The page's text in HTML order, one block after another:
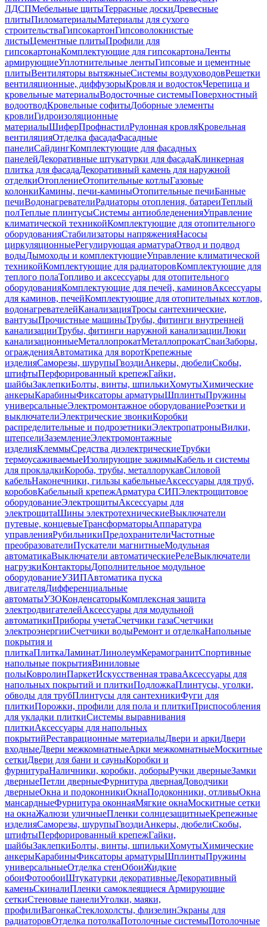
ЛДСПМебельные щитыТеррасные доскиДревесные
плитыПиломатериалыМатериалы для сухого
строительстваГипсокартонГипсоволокнистые
листыЦементные плитыПрофили для
гипсокартонаКомплектующие для гипсокартонаЛенты
армирующиеУплотнительные лентыГипсовые и цементные
плитыВентиляторы вытяжныеСистемы воздуховодовРешетки
вентиляционные, диффузорыКровля и водостокЧерепица и
кровельные материалыВодосточные системыПоверхностный
водоотводКровельные софитыДоборные элементы
кровлиГидроизоляционные
материалыШиферПрофнастилРулонная кровляКровельная
вентиляцияОтделка фасадаФасадные
панелиСайдингКомплектующие для фасадных
панелейДекоративные штукатурки для фасадаКлинкерная
плитка для фасадаДекоративный камень для наружной
отделкиОтоплениеОтопительные котлыГазовые
колонкиКамины, печи-каминыОтопительные печиБанные
печиВодонагревателиРадиаторы отопления, батареиТеплый
полТеплые плинтусыСистемы антиобледененияУправление
климатической техникойКомплектующие для отопительного
оборудованияСтабилизаторы напряженияНасосы
циркуляционныеРегулирующая арматураОтвод и подвод
водыДымоходы и комплектующиеУправление климатической
техникойКомплектующие для радиаторовКомплектующие для
теплого полаТопливо и аксессуары для отопительного
оборудованияКомплектующие для печей, каминовАксессуары
для каминов, печейКомплектующие для отопительных котлов,
водонагревателейКанализацияТросы сантехнические,
вантузыПрочистные машиныТрубы, фитинги внутренней
канализацииТрубы, фитинги наружной канализацииЛюки
канализационныеМеталлопрокатМеталлопрокатСваиЗаборы,
огражденияАвтоматика для воротКрепежные
изделияСаморезы, шурупыГвоздиАнкеры, дюбелиСкобы,
штифтыПерфорированный крепежГайки,
шайбыЗаклепкиБолты, винты, шпилькиХомутыХимические
анкерыКарабиныФиксаторы арматурыШплинтыПружины
универсальныеЭлектромонтажное оборудованиеРозетки и
выключателиЭлектрические звонкиКоробки
распределительные и подрозетникиЭлектропатроныВилки,
штепселиЗаземлениеЭлектромонтажные
изделияКлеммыСредства диэлектрическиеТрубки
термоусаживаемыеИзолирующие зажимыКабель и системы
для прокладкиКороба, трубы, металлорукавСиловой
кабельНаконечники, гильзы кабельныеАксессуары для труб,
коробовКабельный крепежАрматура СИПЭлектрощитовое
оборудованиеЭлектрощитыАксессуары для
электрощитаШины электротехническиеВыключатели
путевые, концевыеТрансформаторыАппаратура
управленияРубильникиПредохранителиЧастотные
преобразователиПускатели магнитныеМодульная
автоматикаВыключатели автоматическиеРелеВыключатели
нагрузкиКонтакторыДополнительное модульное
оборудованиеУЗИПАвтоматика пуска
двигателяДифференциальные
автоматыУЗОКонденсаторыКомплексная защита
электродвигателейАксессуары для модульной
автоматикиПриборы учетаСчетчики газаСчетчики
электроэнергииСчетчики водыРемонт и отделкаНапольные
покрытия и
плиткаПлиткаЛаминатЛинолеумКерамогранитСпортивные
напольные покрытияВиниловые
полыКовролинПаркетИскусственная траваАксессуары для
напольных покрытий и плиткиПодложкаПлинтусы, уголки,
обводы для трубПлинтусы для сантехникиФуги для
плиткиПорожки, профили для пола и плиткиПриспособления
для укладки плиткиСистемы выравнивания
плиткиАксессуары для напольных
покрытийРеставрационные материалыДвери и аркиДвери
входныеДвери межкомнатныеАрки межкомнатныеМоскитные
сеткиДвери для бани и сауныКоробки и
фурнитураНаличники, коробки, доборыРучки дверныеЗамки
дверныеПетли дверныеФурнитура двернаяДоводчики
дверныеОкна и подоконникиОкнаПодоконники, отливыОкна
мансардныеФурнитура оконнаяМягкие окнаМоскитные сетки
на окнаЖалюзи уличныеПленки солнцезащитныеКрепежные
изделияСаморезы, шурупыГвоздиАнкеры, дюбелиСкобы,
штифтыПерфорированный крепежГайки,
шайбыЗаклепкиБолты, винты, шпилькиХомутыХимические
анкерыКарабиныФиксаторы арматурыШплинтыПружины
универсальныеОтделка стенОбоиЖидкие
обоиФотообоиШтукатурки декоративныеДекоративный
каменьСкиналиПленки самоклеящиеся Армирующие
сеткиСтеновые панелиУголки, маяки,
профилиВагонкаСтеклохолсты, флизелинЭкраны для
радиаторовОтделка потолкаПотолочные системыПотолочные